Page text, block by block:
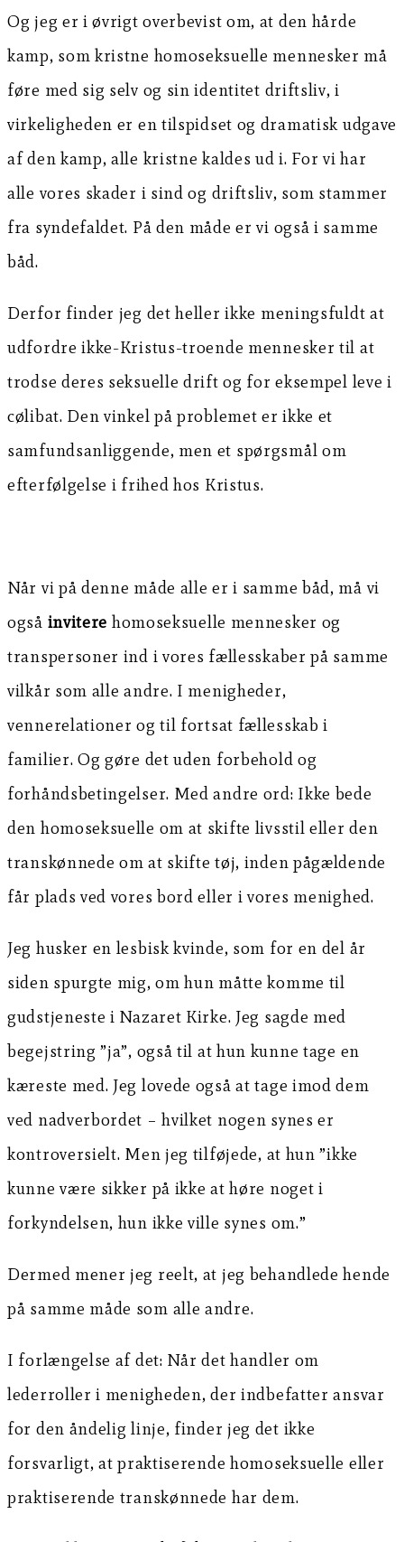
Og jeg er i øvrigt overbevist om, at den hårde
kamp, som kristne homoseksuelle mennesker må
føre med sig selv og sin identitet driftsliv, i
virkeligheden er en tilspidset og dramatisk udgave
af den kamp, alle kristne kaldes ud i. For vi har
alle vores skader i sind og driftsliv, som stammer
fra syndefaldet. På den måde er vi også i samme
båd.
Derfor finder jeg det heller ikke meningsfuldt at
udfordre ikke-Kristus-troende mennesker til at
trodse deres seksuelle drift og for eksempel leve i
cølibat. Den vinkel på problemet er ikke et
samfundsanliggende, men et spørgsmål om
efterfølgelse i frihed hos Kristus.
Når vi på denne måde alle er i samme båd, må vi
også invitere homoseksuelle mennesker og
transpersoner ind i vores fællesskaber på samme
vilkår som alle andre. I menigheder,
vennerelationer og til fortsat fællesskab i
familier. Og gøre det uden forbehold og
forhåndsbetingelser. Med andre ord: Ikke bede
den homoseksuelle om at skifte livsstil eller den
transkønnede om at skifte tøj, inden pågældende
får plads ved vores bord eller i vores menighed.
Jeg husker en lesbisk kvinde, som for en del år
siden spurgte mig, om hun måtte komme til
gudstjeneste i Nazaret Kirke. Jeg sagde med
begejstring ”ja”, også til at hun kunne tage en
kæreste med. Jeg lovede også at tage imod dem
ved nadverbordet – hvilket nogen synes er
kontroversielt. Men jeg tilføjede, at hun ”ikke
kunne være sikker på ikke at høre noget i
forkyndelsen, hun ikke ville synes om.”
Dermed mener jeg reelt, at jeg behandlede hende
på samme måde som alle andre.
I forlængelse af det: Når det handler om
lederroller i menigheden, der indbefatter ansvar
for den åndelig linje, finder jeg det ikke
forsvarligt, at praktiserende homoseksuelle eller
praktiserende transkønnede har dem.